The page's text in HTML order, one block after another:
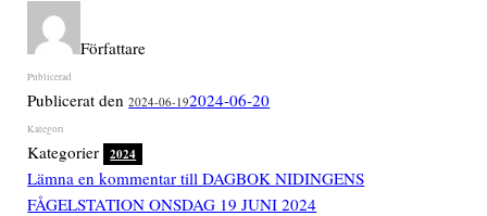
Författare
Publicerat den2024-06-192024-06-20
Kategorier 2024
Lämna en kommentar till DAGBOK NIDINGENS
FÅGELSTATION ONSDAG 19 JUNI 2024